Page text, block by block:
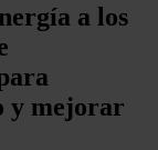
a los
y mejorar